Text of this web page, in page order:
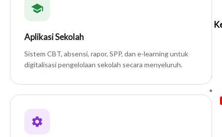
Aplikasi Sekolah
Sistem CBT, absensi, rapor, SPP, dan e-learning untuk
digitalisasi pengelolaan sekolah secara menyeluruh.